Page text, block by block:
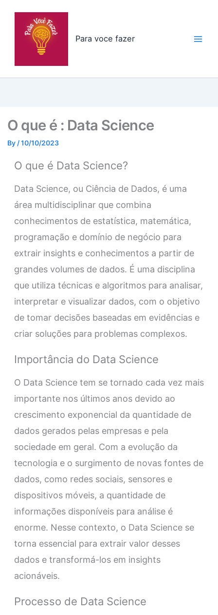
Para voce fazer
O que é : Data Science
By /10/10/2023
O que é Data Science?
Data Science, ou Ciência de Dados, é uma
área multidisciplinar que combina
conhecimentos de estatística, matemática,
programação e domínio de negócio para
extrair insights e conhecimentos a partir de
grandes volumes de dados. É uma disciplina
que utiliza técnicas e algoritmos para analisar,
interpretar e visualizar dados, com o objetivo
de tomar decisões baseadas em evidências e
criar soluções para problemas complexos.
Importância do Data Science
O Data Science tem se tornado cada vez mais
importante nos últimos anos devido ao
crescimento exponencial da quantidade de
dados gerados pelas empresas e pela
sociedade em geral. Com a evolução da
tecnologia e o surgimento de novas fontes de
dados, como redes sociais, sensores e
dispositivos móveis, a quantidade de
informações disponíveis para análise é
enorme. Nesse contexto, o Data Science se
torna essencial para extrair valor desses
dados e transformá-los em insights
acionáveis.
Processo de Data Science